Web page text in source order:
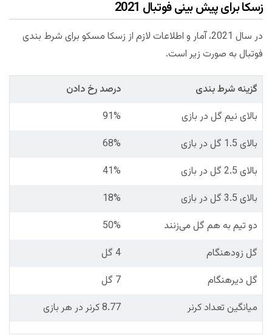
زسکا برای پیش بینی فوتبال 2021
در سال 2021، آمار و اطلاعات لازم از زسکا مسکو برای شرط بندی
فوتبال به صورت زیر است.
گزینه شرط بندی
درصد رخ دادن
بالای نیم گل در بازی
91%
بالای 1.5 گل در بازی
68%
بالای 2.5 گل در بازی
41%
بالای 3.5 گل در بازی
18%
دو تیم به هم گل می‌زنند
50%
گل زودهنگام
4 گل
گل دیرهنگام
7 گل
میانگین تعداد کرنر
8.77 کرنر در هر بازی